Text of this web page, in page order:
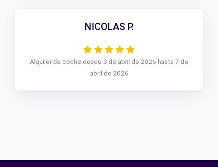
NICOLAS P.
Alquiler de coche desde 3 de abril de 2026 hasta 7 de
abril de 2026